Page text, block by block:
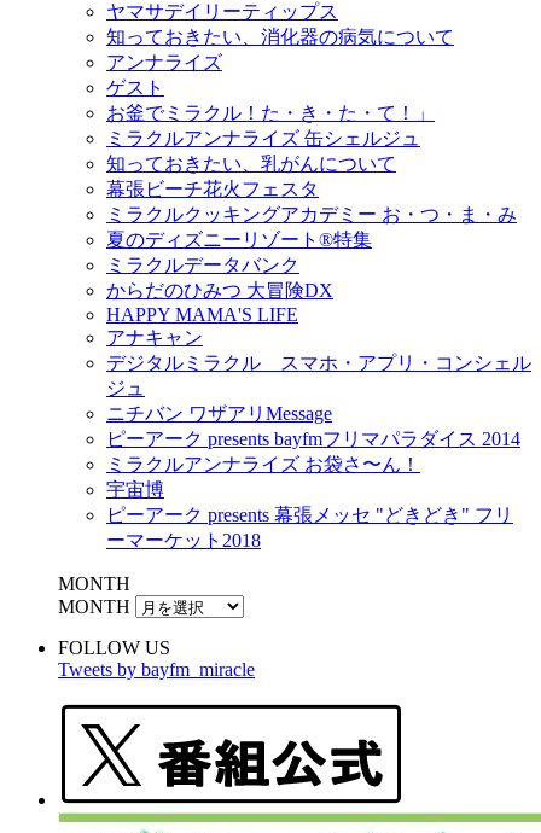
ヤマサデイリーティップス
知っておきたい、消化器の病気について
アンナライズ
ゲスト
お釜でミラクル！た・き・た・て！」
ミラクルアンナライズ 缶シェルジュ
知っておきたい、乳がんについて
幕張ビーチ花火フェスタ
ミラクルクッキングアカデミー お・つ・ま・み
夏のディズニーリゾート®特集
ミラクルデータバンク
からだのひみつ 大冒険DX
HAPPY MAMA'S LIFE
アナキャン
デジタルミラクル スマホ・アプリ・コンシェル
ジュ
ニチバン ワザアリMessage
ピーアーク presents bayfmフリマパラダイス 2014
ミラクルアンナライズ お袋さ〜ん！
宇宙博
ピーアーク presents 幕張メッセ "どきどき" フリ
ーマーケット2018
MONTH
MONTH
FOLLOW US
Tweets by bayfm_miracle